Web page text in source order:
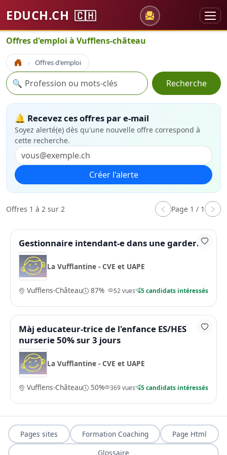
EDUCH.CH 🇨🇭
Offres d'emploi à Vufflens-château
Accueil Offres d'emploi
Recherche
🔍 Recherche
🔔 Recevez ces offres par e-mail
Soyez alerté(e) dès qu'une nouvelle offre correspond à
cette recherche.
Créer l'alerte
Offres 1 à 2 sur 2 Page 1 / 1
Gestionnaire intendant-e dans une garderie
La Vufflantine - CVE et UAPE
Vufflens-Château 87% 52 vues 5 candidats intéressés
Màj educateur-trice de l'enfance ES/HES
nurserie 50% sur 3 jours
La Vufflantine - CVE et UAPE
Vufflens-Château 50% 369 vues 5 candidats intéressés
Pages sites Formation Coaching
Page Html
Glossaire